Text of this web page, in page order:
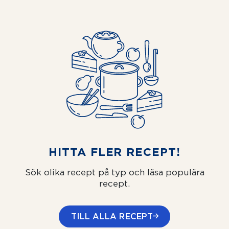
HITTA FLER RECEPT!
Sök olika recept på typ och läsa populära
recept.
TILL ALLA RECEPT